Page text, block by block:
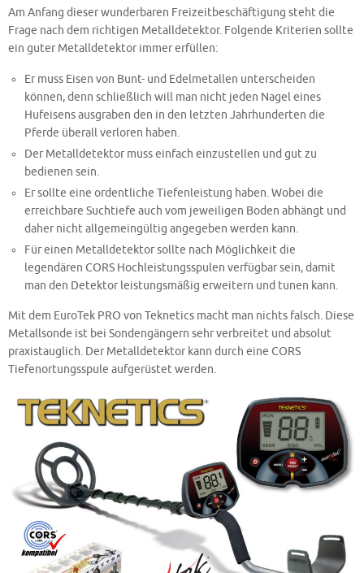
Am Anfang dieser wunderbaren Freizeitbeschäftigung steht die
Frage nach dem richtigen Metalldetektor. Folgende Kriterien sollte
ein guter Metalldetektor immer erfüllen:
Er muss Eisen von Bunt- und Edelmetallen unterscheiden
können, denn schließlich will man nicht jeden Nagel eines
Hufeisens ausgraben den in den letzten Jahrhunderten die
Pferde überall verloren haben.
Der Metalldetektor muss einfach einzustellen und gut zu
bedienen sein.
Er sollte eine ordentliche Tiefenleistung haben. Wobei die
erreichbare Suchtiefe auch vom jeweiligen Boden abhängt und
daher nicht allgemeingültig angegeben werden kann.
Für einen Metalldetektor sollte nach Möglichkeit die
legendären CORS Hochleistungsspulen verfügbar sein, damit
man den Detektor leistungsmäßig erweitern und tunen kann.
Mit dem EuroTek PRO von Teknetics macht man nichts falsch. Diese
Metallsonde ist bei Sondengängern sehr verbreitet und absolut
praxistauglich. Der Metalldetektor kann durch eine CORS
Tiefenortungsspule aufgerüstet werden.